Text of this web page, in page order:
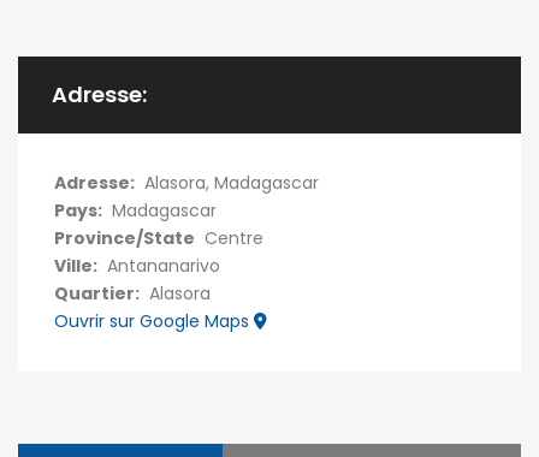
Adresse:
Adresse: Alasora, Madagascar
Pays: Madagascar
Province/State Centre
Ville: Antananarivo
Quartier: Alasora
Ouvrir sur Google Maps